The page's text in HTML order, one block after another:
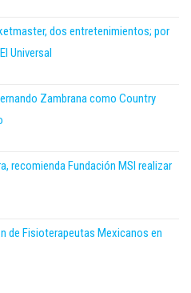
dos entretenimientos; por
Universal
Zambrana como Country
recomienda Fundación MSI realizar
de Fisioterapeutas Mexicanos en